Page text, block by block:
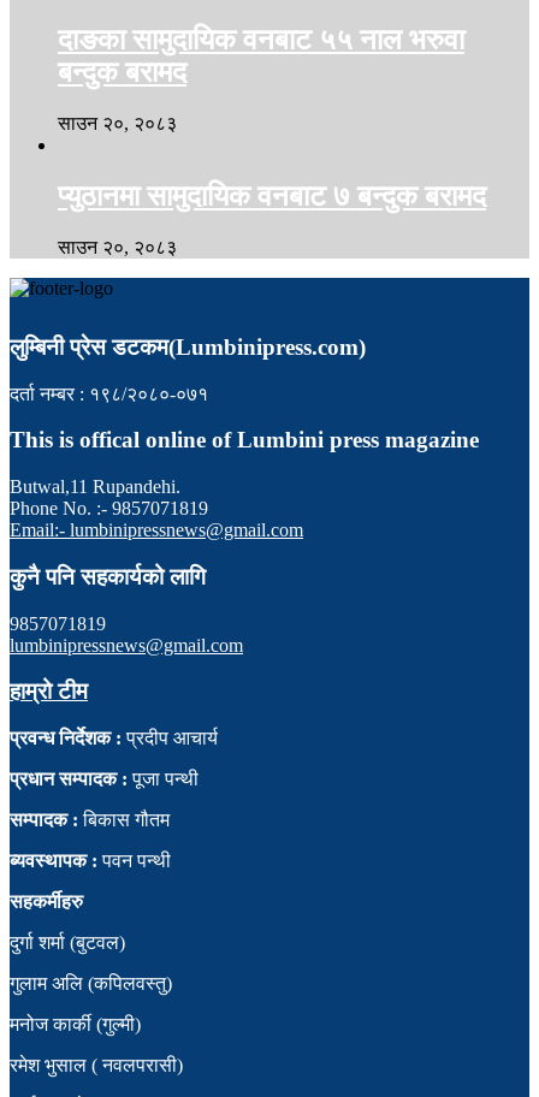
दाङका सामुदायिक वनबाट ५५ नाल भरुवा
बन्दुक बरामद
साउन २०, २०८३
प्युठानमा सामुदायिक वनबाट ७ बन्दुक बरामद
साउन २०, २०८३
लुम्बिनी प्रेस डटकम(Lumbinipress.com)
दर्ता नम्बर : १९८/२०८०-०७१
This is offical online of Lumbini press magazine
Butwal,11 Rupandehi.
Phone No. :- 9857071819
Email:- lumbinipressnews@gmail.com
कुनै पनि सहकार्यको लागि
9857071819
lumbinipressnews@gmail.com
हाम्रो टीम
प्रवन्ध निर्देशक : प्रदीप आचार्य
प्रधान सम्पादक : पूजा पन्थी
सम्पादक :बिकास गौतम
ब्यवस्थापक : पवन पन्थी
सहकर्मीहरु
दुर्गा शर्मा (बुटवल)
गुलाम अलि (कपिलवस्तु)
मनोज कार्की (गुल्मी)
रमेश भुसाल ( नवलपरासी)